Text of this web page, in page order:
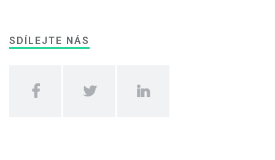
SDÍLEJTE NÁS